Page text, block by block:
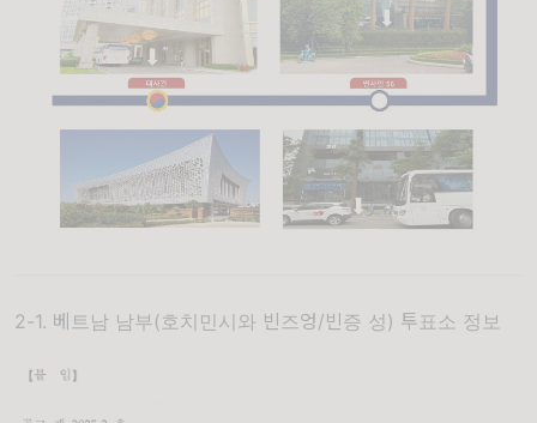
2-1. 베트남 남부(호치민시와 빈즈엉/빈증 성) 투표소 정보